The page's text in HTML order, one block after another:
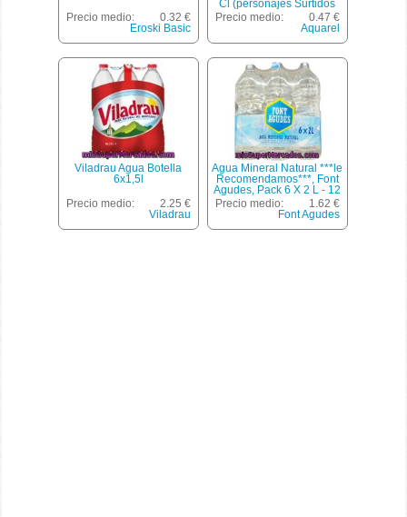
Precio medio:
0.32 €
Eroski Basic
Cl (personajes Surtidos
Según Existencias)
Precio medio:
0.47 €
Aquarel
Viladrau Agua Botella
6x1,5l
Precio medio:
2.25 €
Viladrau
Agua Mineral Natural ***le
Recomendamos***, Font
Agudes, Pack 6 X 2 L - 12
L
Precio medio:
1.62 €
Font Agudes